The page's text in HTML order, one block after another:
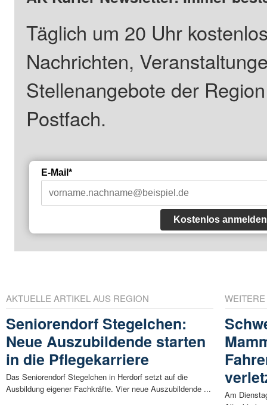
Täglich um 20 Uhr
Nachrichten,
Stellenangebote der
Postfach.
E-Mail*
Kostenlos anmelden
AKTUELLE ARTIKEL AUS REGION
Seniorendorf Stegelchen:
Neue Auszubildende starten
in die Pflegekarriere
Das Seniorendorf Stegelchen in Herdorf setzt auf die
Ausbildung eigener Fachkräfte. Vier neue Auszubildende ...
Am